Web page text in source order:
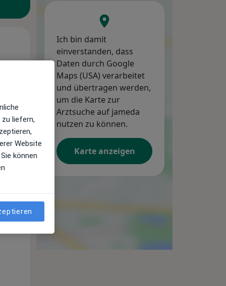
Mi,
12 Aug 13 Aug
Ich bin damit
einverstanden, dass
Daten durch Google
Maps (USA) verarbeitet
und übertragen werden,
um die Karte zur
Arztsuche auf jameda
nutzen zu können.
Karte anzeigen
liefern,
Website
können